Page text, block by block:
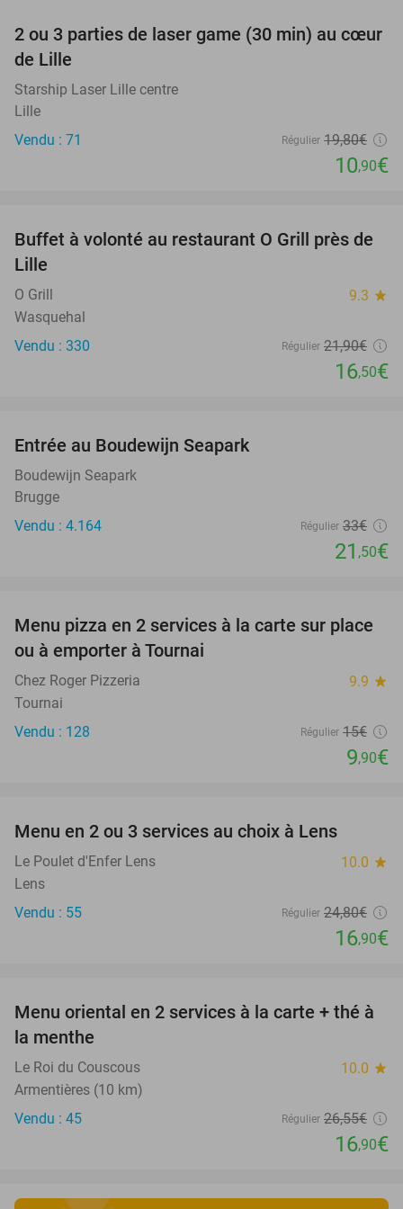
45%
2 ou 3 parties de laser game (30 min) au cœur
de Lille
Starship Laser Lille centre
Lille
Vendu : 71
Régulier 19,80€
10,90€
25%
Buffet à volonté au restaurant O Grill près de
Lille
O Grill 9.3 star
Wasquehal
Vendu : 330
Régulier 21,90€
16,50€
Entrée au Boudewijn Seapark
Boudewijn Seapark
Brugge
Vendu : 4.164
Régulier 33€
21 ,50€
34%
Menu pizza en 2 services à la carte sur place
ou à emporter à Tournai
Chez Roger Pizzeria 9.9 star
Tournai
Vendu : 128
Régulier 15€
9,90€
Menu en 2 ou 3 services au choix à Lens
Le Poulet d'Enfer Lens 10.0 star
Lens
Vendu : 55
Régulier 24,80€
16,90€
36%
Menu oriental en 2 services à la carte + thé à
la menthe
Le Roi du Couscous 10.0 star
Armentières (10 km)
Vendu : 45
Régulier 26,55€
16,90€